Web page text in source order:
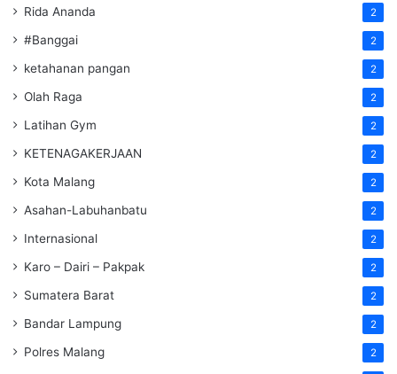
Rida Ananda 2
#Banggai 2
ketahanan pangan 2
Olah Raga 2
Latihan Gym 2
KETENAGAKERJAAN 2
Kota Malang 2
Asahan-Labuhanbatu 2
Internasional 2
Karo – Dairi – Pakpak 2
Sumatera Barat 2
Bandar Lampung 2
Polres Malang 2